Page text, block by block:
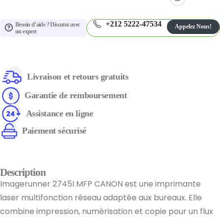
Besoin d’aide ? Discutez avec
un expert
+212 5222-47534 Appelez Nous!
Livraison et retours gratuits
Garantie de remboursement
Assistance en ligne
Paiement sécurisé
Description
Imagerunner 2745I MFP CANON est une imprimante
laser multifonction réseau adaptée aux bureaux. Elle
combine impression, numérisation et copie pour un flux